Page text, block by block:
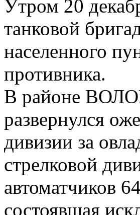
Утром 20
танковой
населенного
противника.
В районе
развернулся
дивизии за
стрелковой
автоматчиков
состоявшая